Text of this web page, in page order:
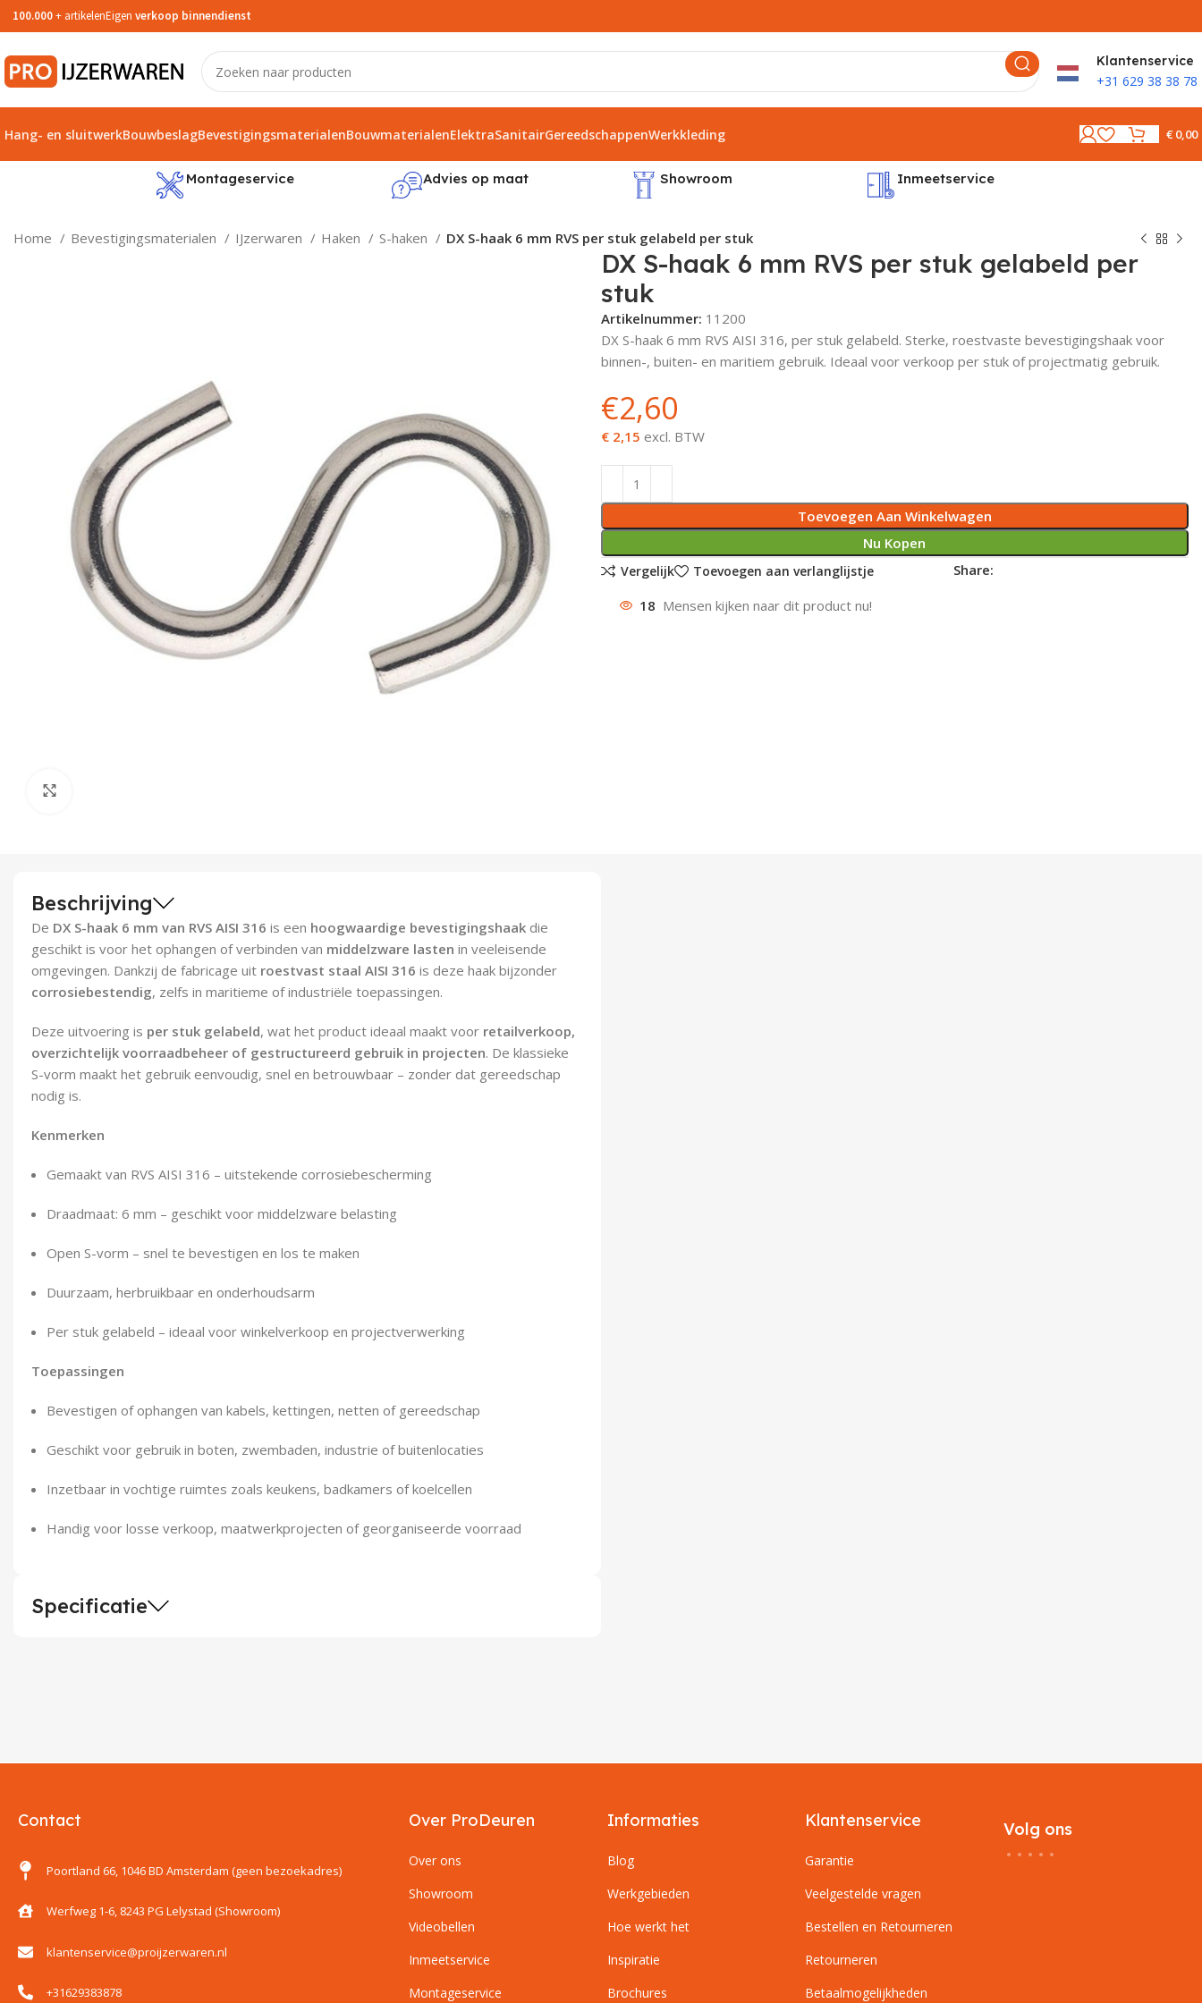
100.000+ artikelenEigen verkoop binnendienst
Klantenservice
+31 629 38 38 78
Hang- en sluitwerkBouwbeslagBevestigingsmaterialenBouwmaterialenElektraSanitairGereedschappenWerkkleding €0,00
Montageservice Advies op maat Showroom Inmeetservice
Home Bevestigingsmaterialen IJzerwaren Haken S-haken DX S-haak 6 mm RVS per stuk gelabeld per stuk
DX S-haak 6 mm RVS per stuk gelabeld per
stuk
Artikelnummer: 11200
DX S-haak 6 mm RVS AISI 316, per stuk gelabeld. Sterke, roestvaste bevestigingshaak voor
binnen-, buiten- en maritiem gebruik. Ideaal voor verkoop per stuk of projectmatig gebruik.
€2,60
€ 2,15 excl. BTW
Toevoegen Aan Winkelwagen
Nu Kopen
Vergelijk Toevoegen aan verlanglijstje Share:
18 Mensen kijken naar dit product nu!
Beschrijving
De DX S-haak 6 mm van RVS AISI 316 is een hoogwaardige bevestigingshaak die
geschikt is voor het ophangen of verbinden van middelzware lasten in veeleisende
omgevingen. Dankzij de fabricage uit roestvast staal AISI 316 is deze haak bijzonder
corrosiebestendig, zelfs in maritieme of industriële toepassingen.
Deze uitvoering is per stuk gelabeld, wat het product ideaal maakt voor retailverkoop,
overzichtelijk voorraadbeheer of gestructureerd gebruik in projecten. De klassieke
S-vorm maakt het gebruik eenvoudig, snel en betrouwbaar – zonder dat gereedschap
nodig is.
Kenmerken
Gemaakt van RVS AISI 316 – uitstekende corrosiebescherming
Draadmaat: 6 mm – geschikt voor middelzware belasting
Open S-vorm – snel te bevestigen en los te maken
Duurzaam, herbruikbaar en onderhoudsarm
Per stuk gelabeld – ideaal voor winkelverkoop en projectverwerking
Toepassingen
Bevestigen of ophangen van kabels, kettingen, netten of gereedschap
Geschikt voor gebruik in boten, zwembaden, industrie of buitenlocaties
Inzetbaar in vochtige ruimtes zoals keukens, badkamers of koelcellen
Handig voor losse verkoop, maatwerkprojecten of georganiseerde voorraad
Specificatie
Contact
Poortland 66, 1046 BD Amsterdam (geen bezoekadres)
Werfweg 1-6, 8243 PG Lelystad (Showroom)
klantenservice@proijzerwaren.nl
+31629383878
Over ProDeuren
Over ons
Showroom
Videobellen
Inmeetservice
Montageservice
Informaties
Blog
Werkgebieden
Hoe werkt het
Inspiratie
Brochures
Klantenservice
Garantie
Veelgestelde vragen
Bestellen en Retourneren
Retourneren
Betaalmogelijkheden
Volg ons